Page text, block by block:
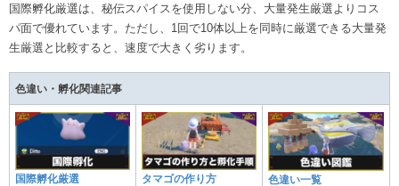
国際孵化厳選は、秘伝スパイスを使用しない分、大量発生厳選よりコス
パ面で優れています。ただし、1回で10体以上を同時に厳選できる大量発
生厳選と比較すると、速度で大きく劣ります。
色違い・孵化関連記事
国際孵化厳選 タマゴの作り方 色違い一覧